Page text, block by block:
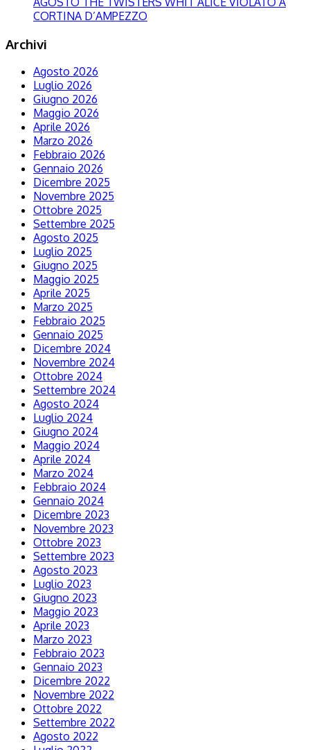
CORTINA D’AMPEZZO
Archivi
Agosto 2026
Luglio 2026
Giugno 2026
Maggio 2026
Aprile 2026
Marzo 2026
Febbraio 2026
Gennaio 2026
Dicembre 2025
Novembre 2025
Ottobre 2025
Settembre 2025
Agosto 2025
Luglio 2025
Giugno 2025
Maggio 2025
Aprile 2025
Marzo 2025
Febbraio 2025
Gennaio 2025
Dicembre 2024
Novembre 2024
Ottobre 2024
Settembre 2024
Agosto 2024
Luglio 2024
Giugno 2024
Maggio 2024
Aprile 2024
Marzo 2024
Febbraio 2024
Gennaio 2024
Dicembre 2023
Novembre 2023
Ottobre 2023
Settembre 2023
Agosto 2023
Luglio 2023
Giugno 2023
Maggio 2023
Aprile 2023
Marzo 2023
Febbraio 2023
Gennaio 2023
Dicembre 2022
Novembre 2022
Ottobre 2022
Settembre 2022
Agosto 2022